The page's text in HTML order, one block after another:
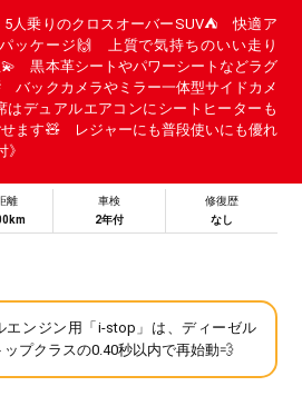
人乗りのクロスオーバーSUV⛺ 快適ア
ッケージ🙌 上質で気持ちのいい走り
💫 黒本革シートやパワーシートなどラグ
バックカメラやミラー一体型サイドカメ
デュアルエアコンにシートヒーターも
ます🧸 レジャーにも普段使いにも優れ
離
車検
2年付
修復歴
なし
エンジン用「i-stop」は、ディーゼル
プクラスの0.40秒以内で再始動💨